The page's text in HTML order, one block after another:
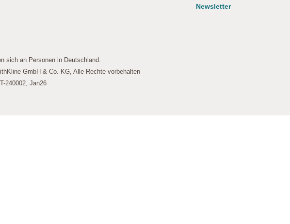
Newsletter
sich an Personen in Deutschland.
GmbH & Co. KG, Alle Rechte vorbehalten
240002, Jan26
funktionieren. Diese Cookies speichern keine personenbezogenen Daten.